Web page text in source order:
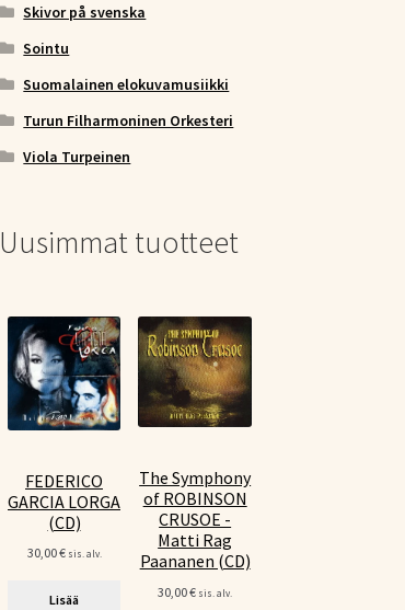
Skivor på svenska
Sointu
Suomalainen elokuvamusiikki
Turun Filharmoninen Orkesteri
Viola Turpeinen
Uusimmat tuotteet
FEDERICO
GARCIA LORGA
(CD)
30,00€ sis. alv.
Lisää
The Symphony
of ROBINSON
CRUSOE -
Matti Rag
Paananen (CD)
30,00€ sis. alv.